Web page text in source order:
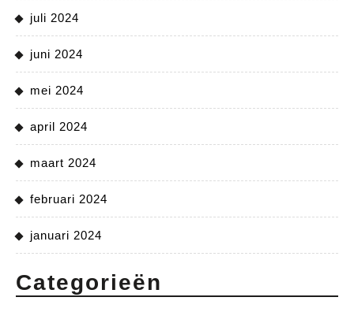
juli 2024
juni 2024
mei 2024
april 2024
maart 2024
februari 2024
januari 2024
Categorieën